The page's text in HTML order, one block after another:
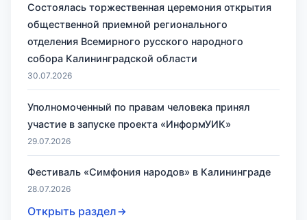
Состоялась торжественная церемония открытия
общественной приемной регионального
отделения Всемирного русского народного
собора Калининградской области
30.07.2026
Уполномоченный по правам человека принял
участие в запуске проекта «ИнформУИК»
29.07.2026
Фестиваль «Симфония народов» в Калининграде
28.07.2026
Открыть раздел